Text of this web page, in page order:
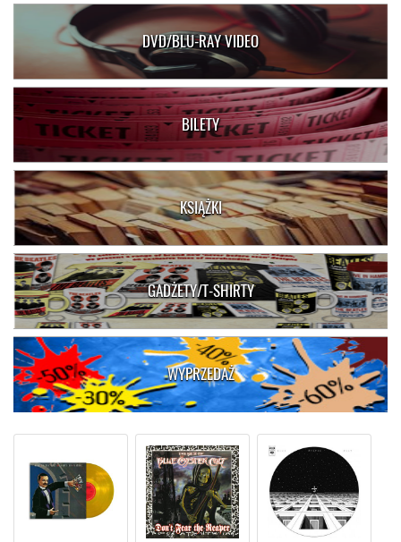
DVD/BLU-RAY VIDEO
BILETY
KSIĄŻKI
GADŻETY/T-SHIRTY
WYPRZEDAŻ